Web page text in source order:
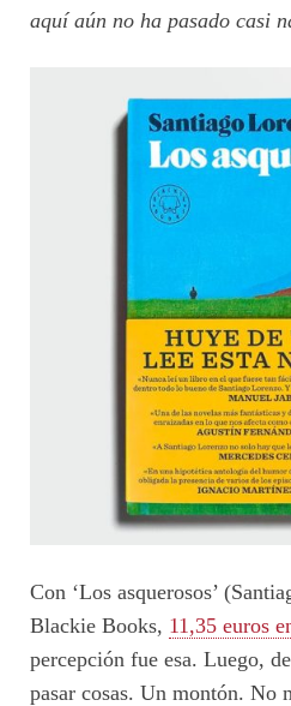
aquí aún no ha pasado casi
Con ‘Los asquerosos’
Blackie Books, 11,35 euros
percepción fue esa. Luego,
pasar cosas. Un montón.